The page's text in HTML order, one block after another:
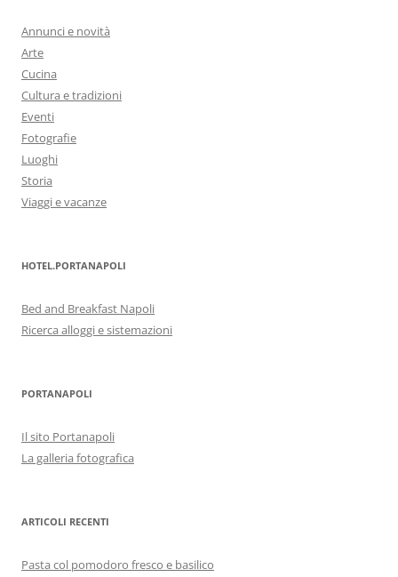
Annunci e novità
Arte
Cucina
Cultura e tradizioni
Eventi
Fotografie
Luoghi
Storia
Viaggi e vacanze
HOTEL.PORTANAPOLI
Bed and Breakfast Napoli
Ricerca alloggi e sistemazioni
PORTANAPOLI
Il sito Portanapoli
La galleria fotografica
ARTICOLI RECENTI
Pasta col pomodoro fresco e basilico